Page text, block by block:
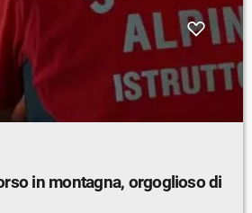
in montagna, orgoglioso di